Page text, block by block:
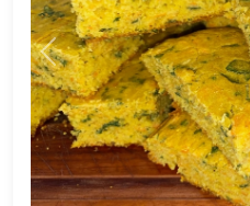
Previous